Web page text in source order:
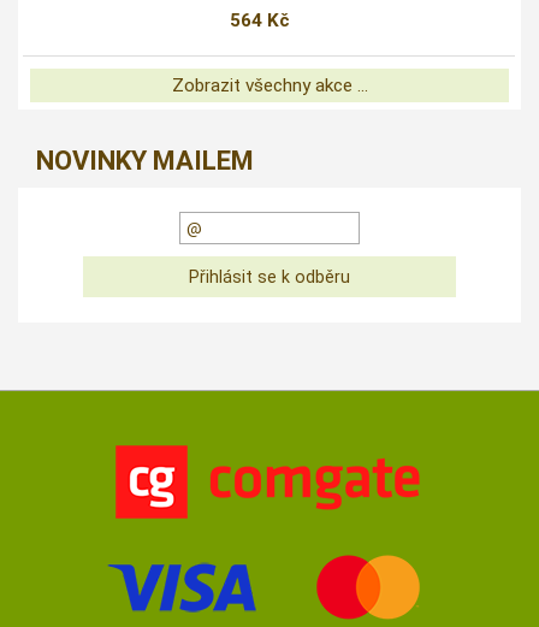
564 Kč
Zobrazit všechny akce ...
NOVINKY MAILEM